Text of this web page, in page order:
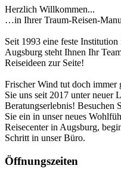
Herzlich Willkommen...
…in Ihrer Traum-Reisen-
Seit 1993 eine feste
Augsburg steht Ihnen Ihr
Reiseideen zur Seite!
Frischer Wind tut doch
Sie uns seit 2017 unter neuer
Beratungserlebnis! Besuchen
Sie ein in unser neues
Reisecenter in Augsburg,
Schritt in unser Büro.
Öffnungszeiten